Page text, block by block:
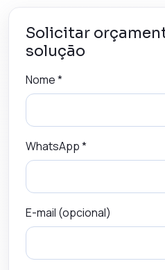
Solicitar
solução
Nome *
WhatsApp *
E-mail (opcional)